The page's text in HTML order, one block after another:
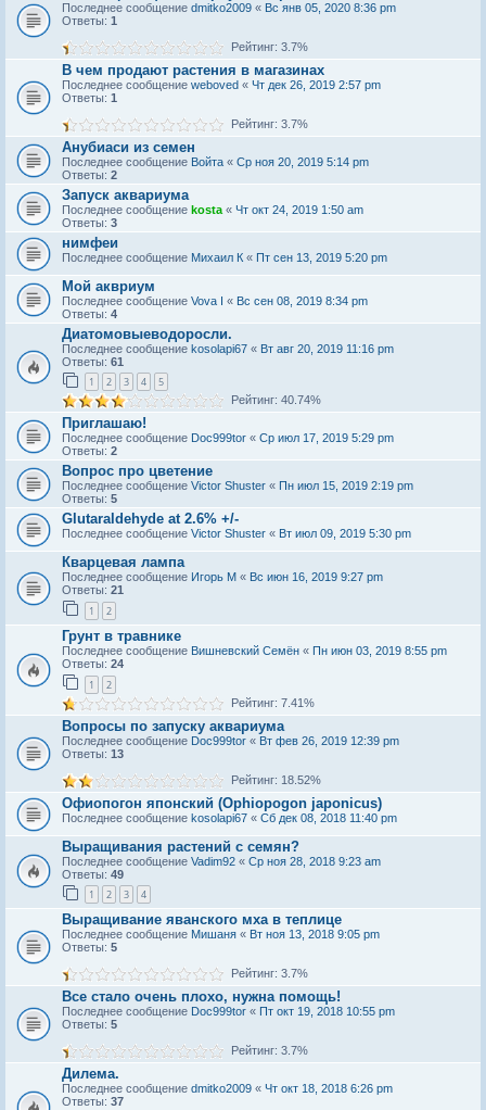
Последнее сообщение dmitko2009 « Вс янв 05, 2020 8:36 pm
Ответы: 1
Рейтинг: 3.7%
В чем продают растения в магазинах
Последнее сообщение weboved « Чт дек 26, 2019 2:57 pm
Ответы: 1
Рейтинг: 3.7%
Анубиаси из семен
Последнее сообщение Войта « Ср ноя 20, 2019 5:14 pm
Ответы: 2
Запуск аквариума
Последнее сообщение kosta « Чт окт 24, 2019 1:50 am
Ответы: 3
нимфеи
Последнее сообщение Михаил К « Пт сен 13, 2019 5:20 pm
Мой аквриум
Последнее сообщение Vova I « Вс сен 08, 2019 8:34 pm
Ответы: 4
Диатомовыeводоросли.
Последнее сообщение kosolapi67 « Вт авг 20, 2019 11:16 pm
Ответы: 61
1 2 3 4 5
Рейтинг: 40.74%
Приглашаю!
Последнее сообщение Doc999tor « Ср июл 17, 2019 5:29 pm
Ответы: 2
Вопрос про цветение
Последнее сообщение Victor Shuster « Пн июл 15, 2019 2:19 pm
Ответы: 5
Glutaraldehyde at 2.6% +/-
Последнее сообщение Victor Shuster « Вт июл 09, 2019 5:30 pm
Кварцевая лампа
Последнее сообщение Игорь М « Вс июн 16, 2019 9:27 pm
Ответы: 21
1 2
Грунт в травнике
Последнее сообщение Вишневский Семён « Пн июн 03, 2019 8:55 pm
Ответы: 24
1 2
Рейтинг: 7.41%
Вопросы по запуску аквариума
Последнее сообщение Doc999tor « Вт фев 26, 2019 12:39 pm
Ответы: 13
Рейтинг: 18.52%
Офиопогон японский (Ophiopogon japonicus)
Последнее сообщение kosolapi67 « Сб дек 08, 2018 11:40 pm
Выращивания растений с семян?
Последнее сообщение Vadim92 « Ср ноя 28, 2018 9:23 am
Ответы: 49
1 2 3 4
Выращивание яванского мха в теплице
Последнее сообщение Мишаня « Вт ноя 13, 2018 9:05 pm
Ответы: 5
Рейтинг: 3.7%
Все стало очень плохо, нужна помощь!
Последнее сообщение Doc999tor « Пт окт 19, 2018 10:55 pm
Ответы: 5
Рейтинг: 3.7%
Дилема.
Последнее сообщение dmitko2009 « Чт окт 18, 2018 6:26 pm
Ответы: 37